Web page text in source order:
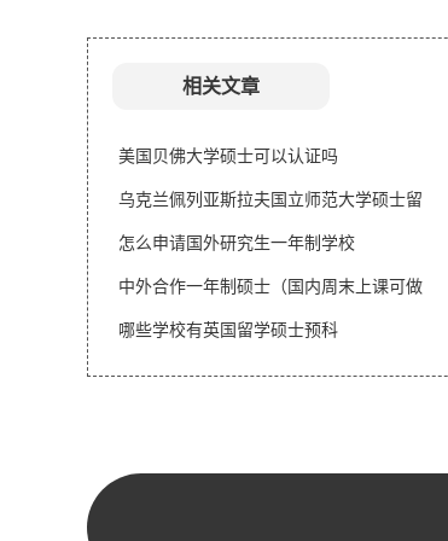
相关文章
美国贝佛大学硕士可以认证吗
乌克兰佩列亚斯拉夫国立师范大学硕士留
服认证
怎么申请国外研究生一年制学校
中外合作一年制硕士（国内周末上课可做
中留服认证）
哪些学校有英国留学硕士预科